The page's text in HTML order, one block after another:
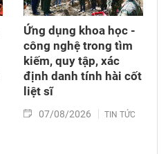
Ứng dụng khoa học -
công nghệ trong tìm
kiếm, quy tập, xác
định danh tính hài cốt
liệt sĩ
07/08/2026 TIN TỨC